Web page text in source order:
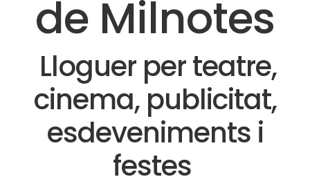
de Milnotes
Lloguer per teatre,
cinema, publicitat,
esdeveniments i
festes